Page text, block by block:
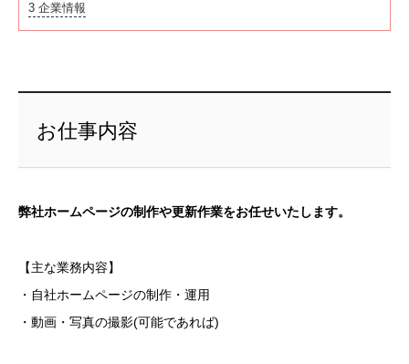
3 企業情報
お仕事内容
弊社ホームページの制作や更新作業をお任せいたします。
【主な業務内容】
・自社ホームページの制作・運用
・動画・写真の撮影(可能であれば)